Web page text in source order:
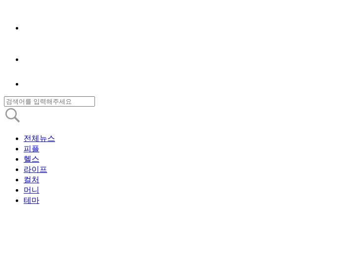
전체뉴스
피플
헬스
라이프
컬처
머니
테마